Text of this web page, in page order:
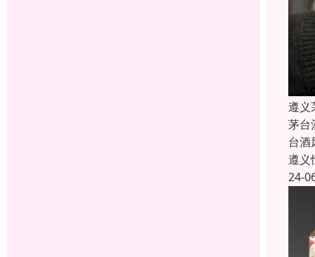
遵义
茅台
台酒
遵义
24-